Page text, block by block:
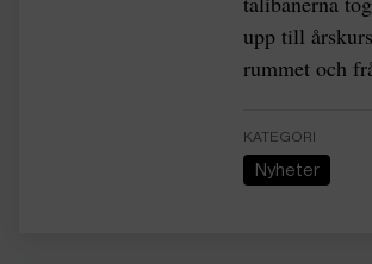
upp till
rummet och
KATEGORI
Nyheter